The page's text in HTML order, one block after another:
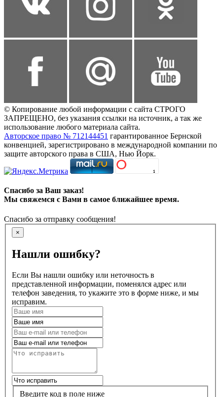
© Копирование любой информации с сайта СТРОГО
ЗАПРЕЩЕНО, без указания ссылки на источник, а так же
использование любого материала сайта.
Авторское право № 712144451 гарантированное Бернской
конвенцией, зарегистрировано в международной компании по
защите авторского права в США, Нью Йорк.
Спасибо за Ваш заказ!
Мы свяжемся с Вами в самое ближайшее время.
Спасибо за отправку сообщения!
×
Нашли ошибку?
Если Вы нашли ошибку или неточность в
представленной информации, поменялся адрес или
телефон заведения, то укажите это в форме ниже, и мы
исправим.
Введите код в поле ниже